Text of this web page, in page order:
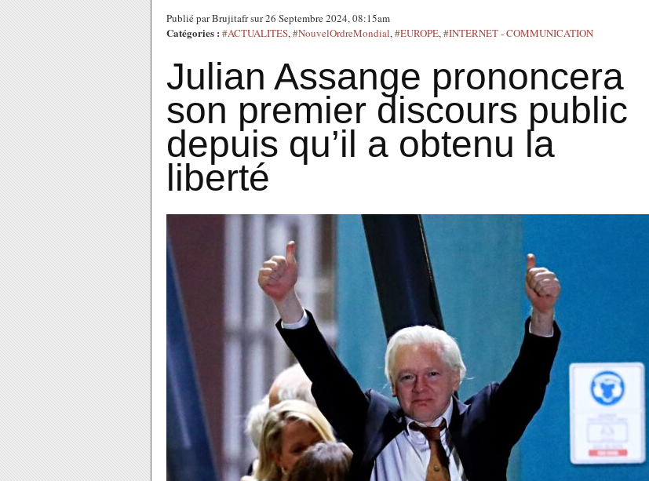
Publié par Brujitafr sur 26 Septembre 2024, 08:15am
Catégories : #ACTUALITES,#NouvelOrdreMondial,#EUROPE,#INTERNET - COMMUNICATION
Julian Assange prononcera
son premier discours public
depuis qu’il a obtenu la
liberté